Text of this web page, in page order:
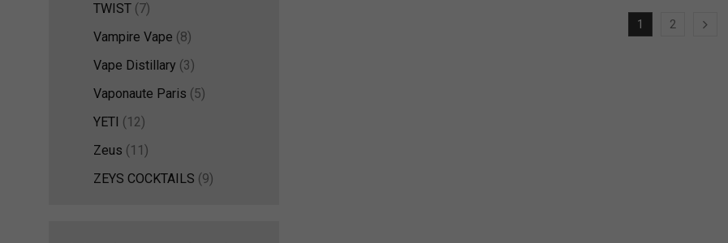
TWIST (7)
Vampire Vape (8)
Vape Distillary (3)
Vaponaute Paris (5)
YETI (12)
Zeus (11)
ZEYS COCKTAILS (9)
1 2